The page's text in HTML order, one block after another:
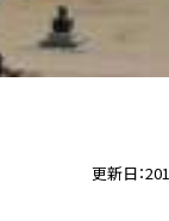
更新日